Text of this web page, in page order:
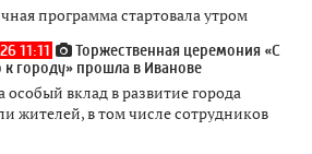
программа стартовала утром
11:11
Торжественная церемония «С
городу» прошла в Иванове
особый вклад в развитие города
жителей, в том числе сотрудников